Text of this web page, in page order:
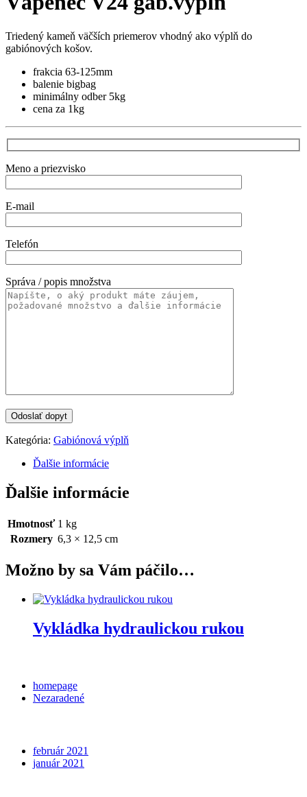
Triedený kameň väčších priemerov vhodný ako výplň do
gabiónových košov.
frakcia 63-125mm
balenie bigbag
minimálny odber 5kg
cena za 1kg
Meno a priezvisko
E-mail
Telefón
Správa / popis množstva
Kategória: Gabiónová výplň
Ďalšie informácie
Ďalšie informácie
Hmotnosť 1 kg
Rozmery 6,3 × 12,5 cm
Možno by sa Vám páčilo…
Vykládka hydraulickou rukou
homepage
Nezaradené
február 2021
január 2021